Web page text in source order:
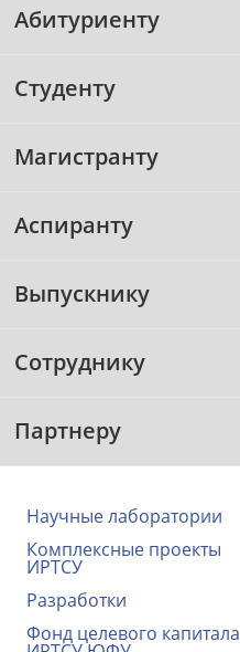
Абитуриенту
Студенту
Магистранту
Аспиранту
Выпускнику
Сотруднику
Партнеру
Научные лаборатории
Комплексные проекты
ИРТСУ
Разработки
Фонд целевого капитала